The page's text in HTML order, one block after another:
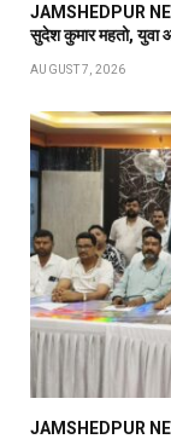
JAMSHEDPUR
सुदेश कुमार महतो, युवा
AUGUST 7, 2026
JAMSHEDPUR